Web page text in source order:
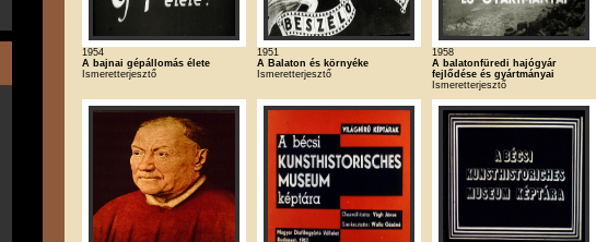
1954
A bajnai gépállomás élete
Ismeretterjesztő
1951
A Balaton és környéke
Ismeretterjesztő
1958
A balatonfüredi hajógyár
fejlődése és gyártmányai
Ismeretterjesztő